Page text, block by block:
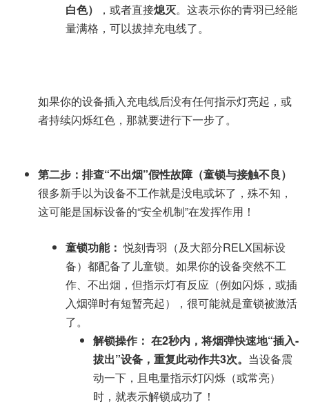
白色）
，或者直接熄灭。这表示你的青羽已经能
量满格，可以拔掉充电线了。
如果你的设备插入充电线后没有任何指示灯亮起，或
者持续闪烁红色，那就要进行下一步了。
第二步：排查“不出烟”假性故障（童锁与接触不良）
很多新手以为设备不工作就是没电或坏了，殊不知，
这可能是国标设备的“安全机制”在发挥作用！
童锁功能： 悦刻青羽（及大部分RELX国标设
备）都配备了儿童锁。如果你的设备突然不工
作、不出烟，但指示灯有反应（例如闪烁，或插
入烟弹时有短暂亮起），很可能就是童锁被激活
了。
解锁操作： 在2秒内，将烟弹快速地“插入-
拔出”设备，重复此动作共3次。 当设备震
动一下，且电量指示灯闪烁（或常亮）
时，就表示解锁成功了！